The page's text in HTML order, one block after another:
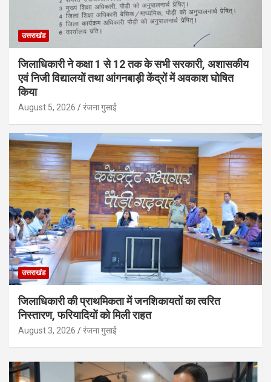
उत्तराखंड
जिलाधिकारी ने कक्षा 1 से 12 तक के सभी सरकारी, अशासकीय
एवं निजी विद्यालयों तथा आंगनबाड़ी केंद्रों में अवकाश घोषित
किया
August 5, 2026 रंजना गुसाई
उत्तराखंड
जिलाधिकारी की प्राथमिकता में जनशिकायतों का त्वरित
निस्तारण, फरियादियों को मिली राहत
August 3, 2026 रंजना गुसाई